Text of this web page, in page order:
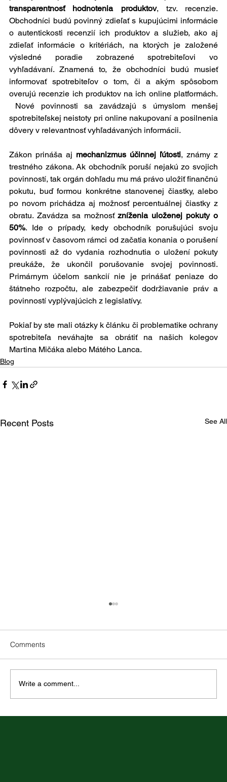
transparentnosť hodnotenia produktov, tzv. recenzie.
Obchodníci budú povinný zdieľať s kupujúcimi informácie
o autentickosti recenzií ich produktov a služieb, ako aj
zdieľať informácie o kritériách, na ktorých je založené
výsledné poradie zobrazené spotrebiteľovi vo
vyhľadávaní. Znamená to, že obchodníci budú musieť
informovať spotrebiteľov o tom, či a akým spôsobom
overujú recenzie ich produktov na ich online platformách.
Nové povinnosti sa zavádzajú s úmyslom menšej
spotrebiteľskej neistoty pri online nakupovaní a posilnenia
dôvery v relevantnosť vyhľadávaných informácii.
Zákon prináša aj mechanizmus účinnej ľútosti, známy z
trestného zákona. Ak obchodník poruší nejakú zo svojich
povinností, tak orgán dohľadu mu má právo uložiť finančnú
pokutu, buď formou konkrétne stanovenej čiastky, alebo
po novom prichádza aj možnosť percentuálnej čiastky z
obratu. Zavádza sa možnosť zníženia uloženej pokuty o
50%. Ide o prípady, kedy obchodník porušujúci svoju
povinnosť v časovom rámci od začatia konania o porušení
povinnosti až do vydania rozhodnutia o uložení pokuty
preukáže, že ukončil porušovanie svojej povinnosti.
Primárnym účelom sankcií nie je prinášať peniaze do
štátneho rozpočtu, ale zabezpečiť dodržiavanie práv a
povinností vyplývajúcich z legislatívy.
Pokiaľ by ste mali otázky k článku či problematike ochrany
spotrebiteľa neváhajte sa obrátiť na našich kolegov
Martina Mičáka alebo Mátého Lanca.
Blog
Recent Posts See All
Comments
Write a comment...